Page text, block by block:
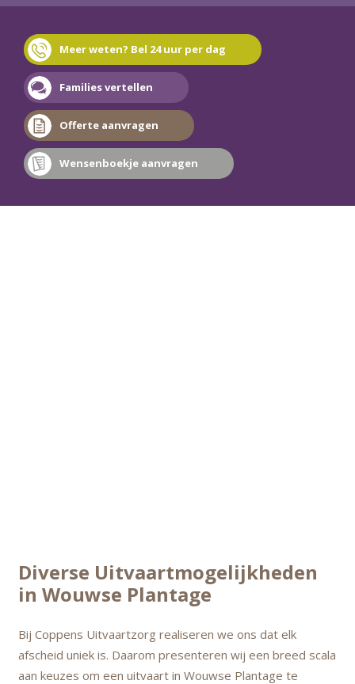
Meer weten? Bel 24 uur per dag
Families vertellen
Offerte aanvragen
Wensenboekje aanvragen
Diverse Uitvaartmogelijkheden
in Wouwse Plantage
Bij Coppens Uitvaartzorg realiseren we ons dat elk
afscheid uniek is. Daarom presenteren wij een breed scala
aan keuzes om een uitvaart in Wouwse Plantage te